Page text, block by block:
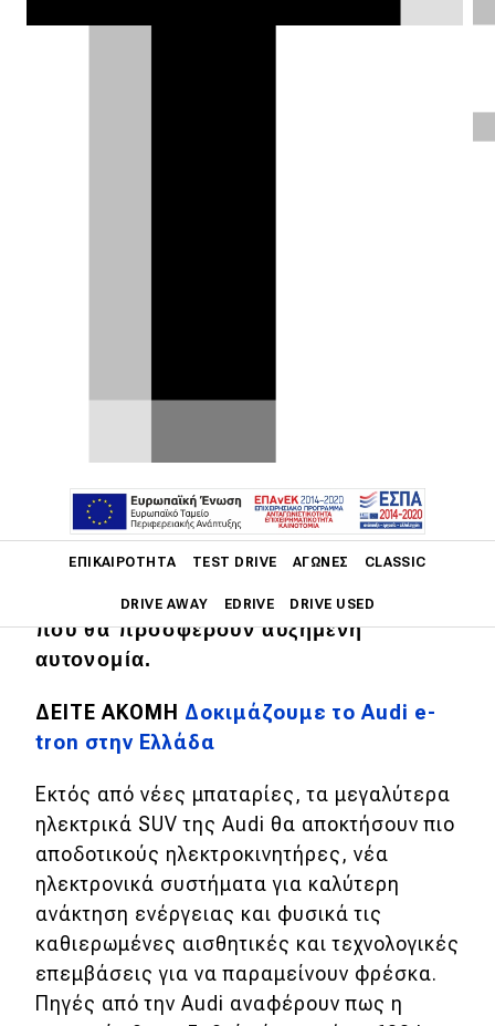
ΕΠΙΚΑΙΡΌΤΗΤΑ TEST DRIVE ΑΓΏΝΕΣ CLASSIC
DRIVE AWAY EDRIVE DRIVE USED
Main navigation
Νέα μοντέλα
Ελλάδα
Κόσμος
Τεχνολογία
Ασφάλεια
Αγορά
e-tron Sportbackμέσα στο δεύτερο
εξάμηνο του 2022, αναβαθμίζοντας τα
πρώτα της αμιγώς ηλεκτρικά μοντέλα
με μεγαλύτερες μπαταρίες νέας γενιάς
που θα προσφέρουν αυξημένη
αυτονομία.
ΔΕΙΤΕ ΑΚΟΜΗ Δοκιμάζουμε το Audi e-
tron στην Ελλάδα
Εκτός από νέες μπαταρίες, τα μεγαλύτερα
ηλεκτρικά SUV της Audi θα αποκτήσουν πιο
αποδοτικούς ηλεκτροκινητήρες, νέα
ηλεκτρονικά συστήματα για καλύτερη
ανάκτηση ενέργειας και φυσικά τις
καθιερωμένες αισθητικές και τεχνολογικές
επεμβάσεις για να παραμείνουν φρέσκα.
Πηγές από την Audi αναφέρουν πως η